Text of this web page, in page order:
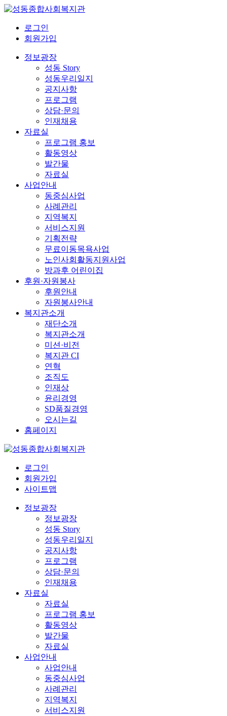
로그인
회원가입
정보광장
성동 Story
성동우리일지
공지사항
프로그램
상담·문의
인재채용
자료실
프로그램 홍보
활동영상
발간물
자료실
사업안내
동중심사업
사례관리
지역복지
서비스지원
기획전략
무료이동목욕사업
노인사회활동지원사업
방과후 어린이집
후원·자원봉사
후원안내
자원봉사안내
복지관소개
재단소개
복지관소개
미션·비전
복지관 CI
연혁
조직도
인재상
윤리경영
SD품질경영
오시는길
홈페이지
로그인
회원가입
사이트맵
정보광장
정보광장
성동 Story
성동우리일지
공지사항
프로그램
상담·문의
인재채용
자료실
자료실
프로그램 홍보
활동영상
발간물
자료실
사업안내
사업안내
동중심사업
사례관리
지역복지
서비스지원